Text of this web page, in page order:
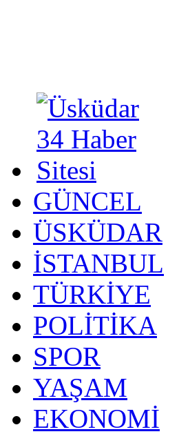
GÜNCEL
ÜSKÜDAR
İSTANBUL
TÜRKİYE
POLİTİKA
SPOR
YAŞAM
EKONOMİ